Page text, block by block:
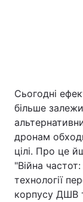
Сьогодні
більше
дронам
цілі. Про це
"Війна
технології
корпусу ДШВ